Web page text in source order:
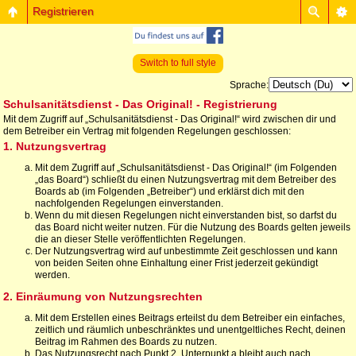
Registrieren
Switch to full style
Sprache:
Schulsanitätsdienst - Das Original! - Registrierung
Mit dem Zugriff auf „Schulsanitätsdienst - Das Original!“ wird zwischen dir und
dem Betreiber ein Vertrag mit folgenden Regelungen geschlossen:
1. Nutzungsvertrag
Mit dem Zugriff auf „Schulsanitätsdienst - Das Original!“ (im Folgenden
„das Board“) schließt du einen Nutzungsvertrag mit dem Betreiber des
Boards ab (im Folgenden „Betreiber“) und erklärst dich mit den
nachfolgenden Regelungen einverstanden.
Wenn du mit diesen Regelungen nicht einverstanden bist, so darfst du
das Board nicht weiter nutzen. Für die Nutzung des Boards gelten jeweils
die an dieser Stelle veröffentlichten Regelungen.
Der Nutzungsvertrag wird auf unbestimmte Zeit geschlossen und kann
von beiden Seiten ohne Einhaltung einer Frist jederzeit gekündigt
werden.
2. Einräumung von Nutzungsrechten
Mit dem Erstellen eines Beitrags erteilst du dem Betreiber ein einfaches,
zeitlich und räumlich unbeschränktes und unentgeltliches Recht, deinen
Beitrag im Rahmen des Boards zu nutzen.
Das Nutzungsrecht nach Punkt 2, Unterpunkt a bleibt auch nach